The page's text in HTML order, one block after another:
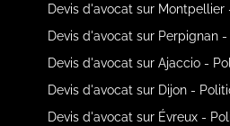
Devis d'avocat sur
Devis d'avocat sur Perpignan
Devis d'avocat sur Ajaccio -
Devis d'avocat sur Dijon -
Devis d'avocat sur Évreux -